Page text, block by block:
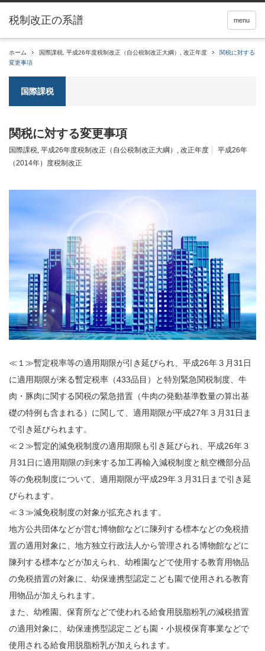
税制改正の系譜 menu
ホーム 国際課税 平成26年度税制改正（自公税制改正大綱） 改正年度
関税に対する
変更事項
国際課税
関税に対する変更事項
国際課税, 平成26年度税制改正（自公税制改正大綱） , 改正年度
平成26年
（2014年）度税制改正
≪１≫暫定税率等の適用期限が引き延びられ、平成26年３月31日
に適用期限が来る暫定税率（433品目）と特別緊急関税制度、牛
肉・豚肉に関する関税の緊急措置（牛肉の発動基準数量の算出基
礎の特例も含まれる）に関して、適用期限が平成27年３月31日ま
で引き延びられます。
≪２≫暫定的減免税制度の適用期限も引き延びられ、平成26年３
月31日に適用期限の到来する加工再輸入減税制度と航空機部分品
等の免税制度について、適用期限が平成29年３月31日まで引き延
びられます。
≪３≫減免税制度の対象が拡充されます。
地方公共団体などが営む博物館などに陳列する標本などの免税措
置の適用対象に、地方独立行政法人から管理される博物館などに
陳列する標本などが加えられ、幼稚園などで使用する教育用物品
の免税措置の対象に、幼保連携型認定こども園で使用される教育
用物品が加えられます。
また、幼稚園、保育所などで使われる給食用脱脂粉乳の減税措置
の適用対象に、幼保連携型認定こども園・小規模保育事業などで
使用される給食用脱脂粉乳が加えられます。